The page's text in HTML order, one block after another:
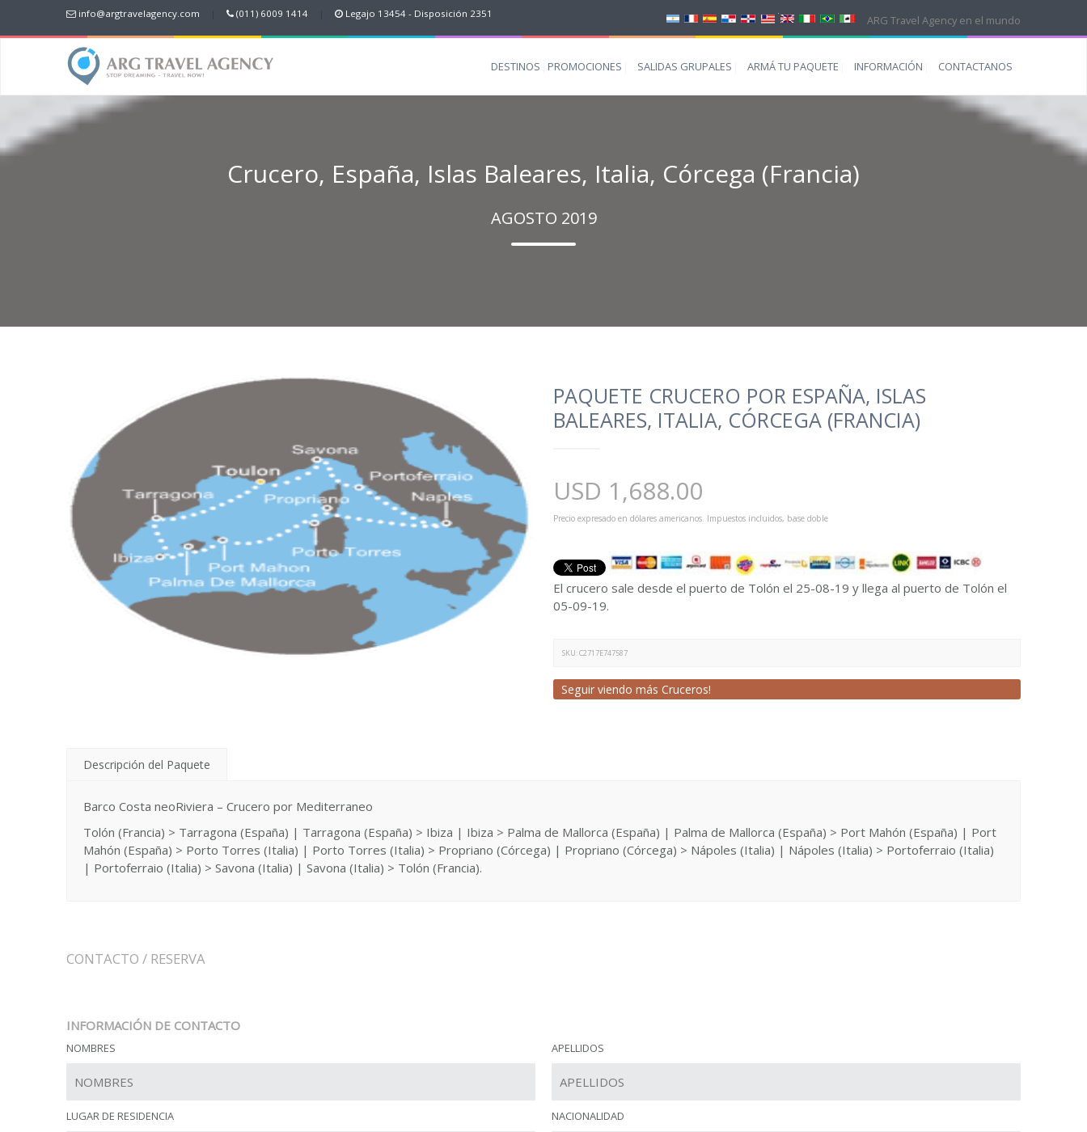
info@argtravelagency.com (011) 6009 1414 Legajo 13454 - Disposición 2351 ARG Travel Agency en el mundo
DESTINOS PROMOCIONES SALIDAS GRUPALES ARMÁ TU PAQUETE INFORMACIÓN CONTACTANOS
Crucero, España, Islas Baleares, Italia, Córcega (Francia)
AGOSTO 2019
PAQUETE CRUCERO POR ESPAÑA, ISLAS
BALEARES, ITALIA, CÓRCEGA (FRANCIA)
USD 1,688.00
Precio expresado en dólares americanos. Impuestos incluidos, base doble
El crucero sale desde el puerto de Tolón el 25-08-19 y llega al puerto de Tolón el
05-09-19.
SKU:C2717E747587
Seguir viendo más Cruceros!
Descripción del Paquete
Barco Costa neoRiviera – Crucero por Mediterraneo
Tolón (Francia) > Tarragona (España) | Tarragona (España) > Ibiza | Ibiza > Palma de Mallorca (España) | Palma de Mallorca (España) > Port Mahón (España) | Port
Mahón (España) > Porto Torres (Italia) | Porto Torres (Italia) > Propriano (Córcega) | Propriano (Córcega) > Nápoles (Italia) | Nápoles (Italia) > Portoferraio (Italia)
| Portoferraio (Italia) > Savona (Italia) | Savona (Italia) > Tolón (Francia).
CONTACTO / RESERVA
INFORMACIÓN DE CONTACTO
NOMBRES APELLIDOS
LUGAR DE RESIDENCIA NACIONALIDAD